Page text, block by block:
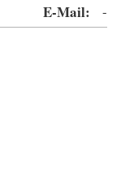
E-Mail: -